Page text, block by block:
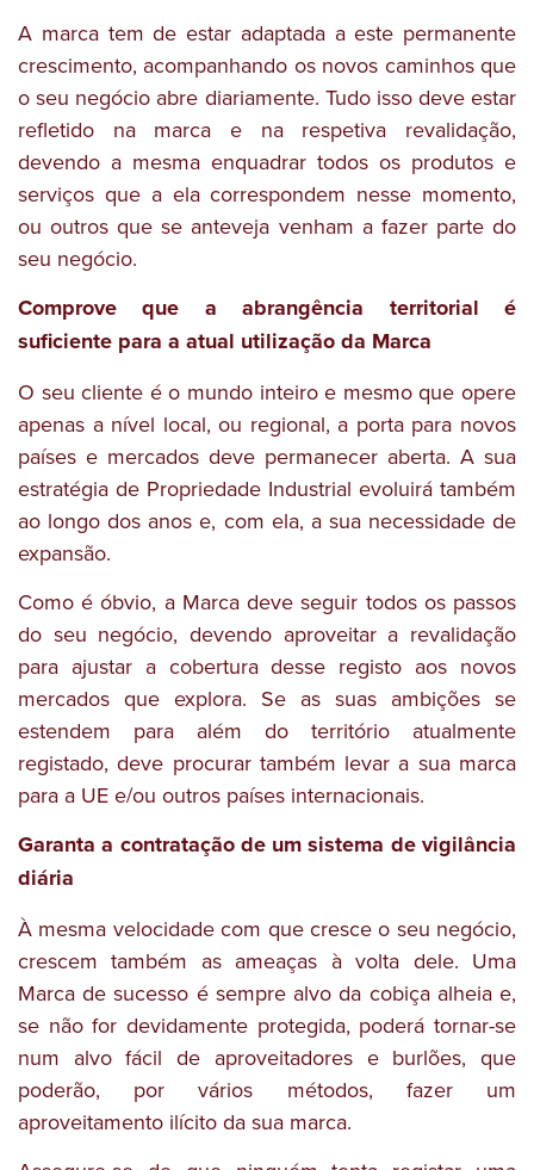
A marca tem de estar adaptada a este permanente
crescimento, acompanhando os novos caminhos que
o seu negócio abre diariamente. Tudo isso deve estar
refletido na marca e na respetiva revalidação,
devendo a mesma enquadrar todos os produtos e
serviços que a ela correspondem nesse momento,
ou outros que se anteveja venham a fazer parte do
seu negócio.
Comprove que a abrangência territorial é
suficiente para a atual utilização da Marca
O seu cliente é o mundo inteiro e mesmo que opere
apenas a nível local, ou regional, a porta para novos
países e mercados deve permanecer aberta. A sua
estratégia de Propriedade Industrial evoluirá também
ao longo dos anos e, com ela, a sua necessidade de
expansão.
Como é óbvio, a Marca deve seguir todos os passos
do seu negócio, devendo aproveitar a revalidação
para ajustar a cobertura desse registo aos novos
mercados que explora. Se as suas ambições se
estendem para além do território atualmente
registado, deve procurar também levar a sua marca
para a UE e/ou outros países internacionais.
Garanta a contratação de um sistema de vigilância
diária
À mesma velocidade com que cresce o seu negócio,
crescem também as ameaças à volta dele. Uma
Marca de sucesso é sempre alvo da cobiça alheia e,
se não for devidamente protegida, poderá tornar-se
num alvo fácil de aproveitadores e burlões, que
poderão, por vários métodos, fazer um
aproveitamento ilícito da sua marca.